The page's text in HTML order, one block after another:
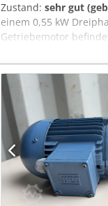
Zustand: sehr gut
einem 0,55 kW
Getriebemotor
Gebrauchsspuren
Funktion haben.
Spannung: 230/400
Ausgangswellen-
Montageart: B5
Deutschland